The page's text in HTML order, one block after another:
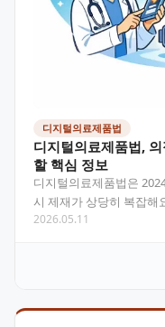
디지털의료제품법
디지털의료제품법,
할 핵심 정보
디지털의료제품법은
시 제재가 상당히 복잡해
을 정확히 파악하는 것이
2026.05.11